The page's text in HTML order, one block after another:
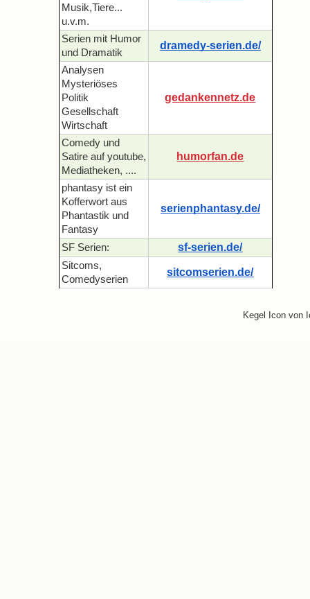
Musik,Tiere...
u.v.m.
Serien mit Humor
und Dramatik
dramedy-serien.de/
Analysen
Mysteriöses
Politik
Gesellschaft
Wirtschaft
gedankennetz.de
Comedy und
Satire auf youtube,
Mediatheken, ....
humorfan.de
phantasy ist ein
Kofferwort aus
Phantastik und
Fantasy
serienphantasy.de/
SF Serien: sf-serien.de/
Sitcoms,
Comedyserien
sitcomserien.de/
Kegel Icon von